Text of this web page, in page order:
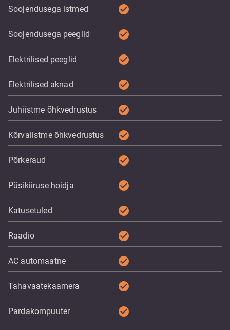
Soojendusega istmed check_circle
Soojendusega peeglid check_circle
Elektrilised peeglid check_circle
Elektrilised aknad check_circle
Juhiistme õhkvedrustus check_circle
Kõrvalistme õhkvedrustus check_circle
Põrkeraud check_circle
Püsikiiruse hoidja check_circle
Katusetuled check_circle
Raadio check_circle
AC automaatne check_circle
Tahavaatekaamera check_circle
Pardakompuuter check_circle